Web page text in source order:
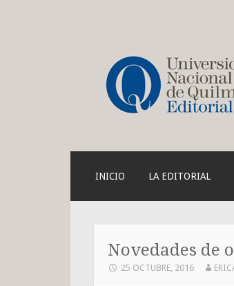
CONTENT
INICIO LA EDITORIAL
Novedades de
25 OCTUBRE, 2016